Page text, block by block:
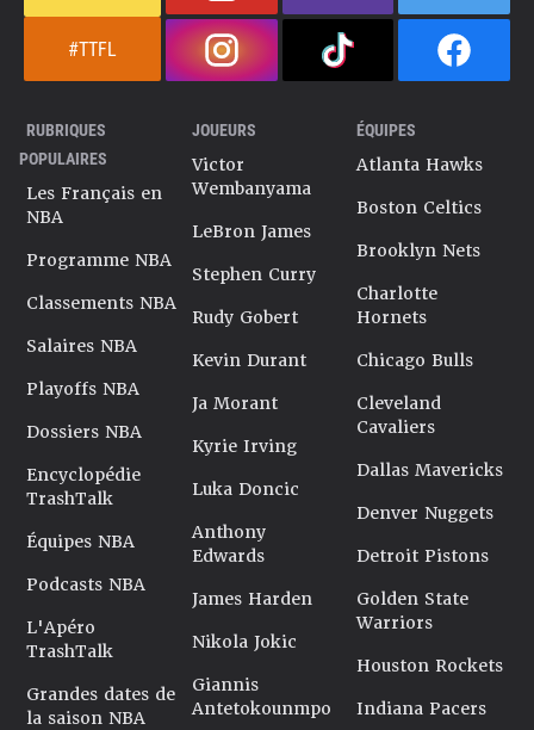
#TTFL
RUBRIQUES
POPULAIRES
Les Français en
NBA
Programme NBA
Classements NBA
Salaires NBA
Playoffs NBA
Dossiers NBA
Encyclopédie
TrashTalk
Équipes NBA
Podcasts NBA
L'Apéro
TrashTalk
Grandes dates de
la saison NBA
JOUEURS
Victor
Wembanyama
LeBron James
Stephen Curry
Rudy Gobert
Kevin Durant
Ja Morant
Kyrie Irving
Luka Doncic
Anthony
Edwards
James Harden
Nikola Jokic
Giannis
Antetokounmpo
ÉQUIPES
Atlanta Hawks
Boston Celtics
Brooklyn Nets
Charlotte
Hornets
Chicago Bulls
Cleveland
Cavaliers
Dallas Mavericks
Denver Nuggets
Detroit Pistons
Golden State
Warriors
Houston Rockets
Indiana Pacers